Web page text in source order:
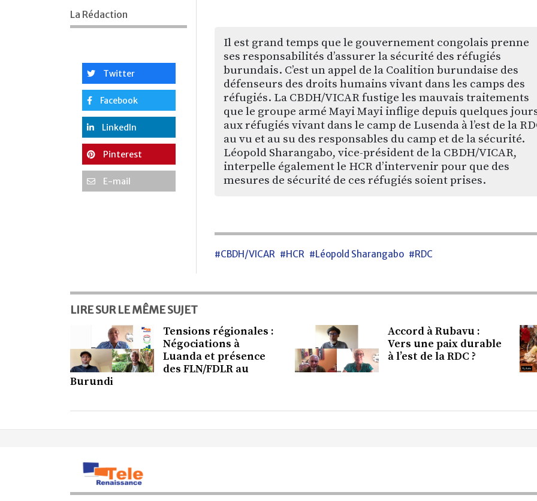
La Rédaction
Twitter
Facebook
LinkedIn
Pinterest
E-mail
Il est grand temps que le gouvernement congolais prenne
ses responsabilités d’assurer la sécurité des réfugiés
burundais. C’est un appel de la Coalition burundaise des
défenseurs des droits humains vivant dans les camps des
réfugiés. La CBDH/VICAR fustige les mauvais traitements
que le groupe armé Mayi Mayi inflige depuis quelques
aux réfugiés vivant dans le camp de Lusenda à l’est de la
au vu et au su des responsables du camp et de la sécurité.
Léopold Sharangabo, vice-président de la CBDH/VICAR,
interpelle également le HCR d’intervenir pour que des
mesures de sécurité de ces réfugiés soient prises.
#CBDH/VICAR #HCR #Léopold Sharangabo #RDC
LIRE SUR LE MÊME SUJET
Tensions régionales :
Négociations à
Luanda et présence
des FLN/FDLR au
Burundi
Accord à Rubavu :
Vers une paix durable
à l’est de la RDC ?